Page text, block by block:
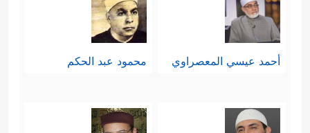
أحمد عيسي المعصراوي محمود عبد الحكم